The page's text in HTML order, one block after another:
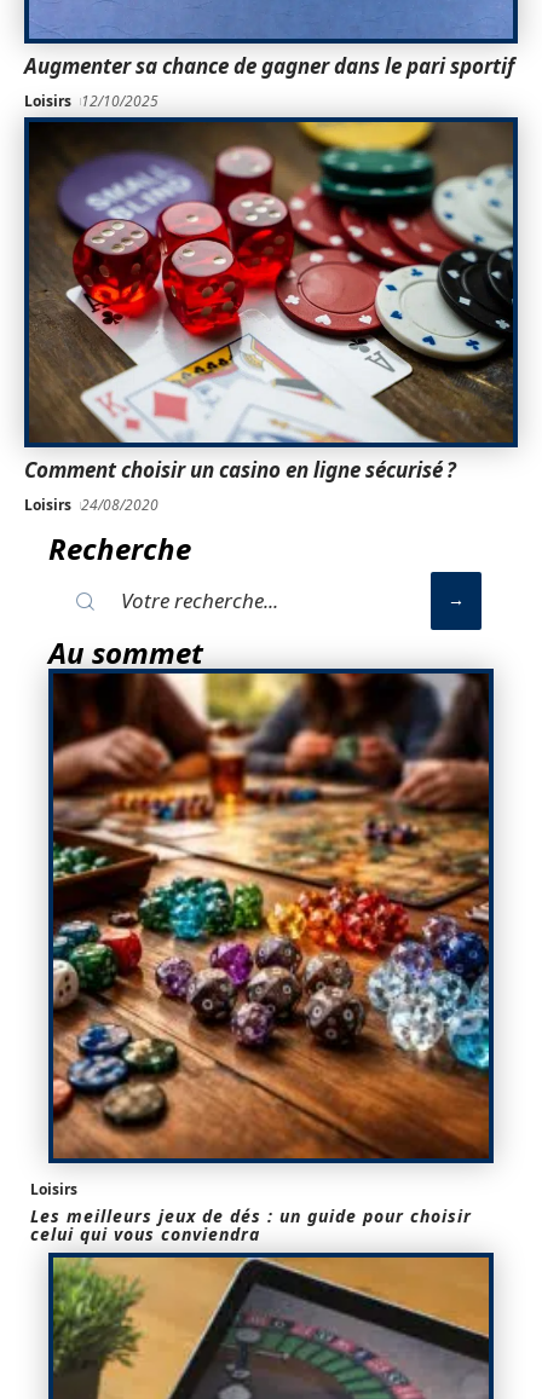
Augmenter sa chance de gagner dans le pari sportif
Loisirs 12/10/2025
Comment choisir un casino en ligne sécurisé ?
Loisirs 24/08/2020
Recherche
Au sommet
Loisirs
Les meilleurs jeux de dés : un guide pour choisir
celui qui vous conviendra